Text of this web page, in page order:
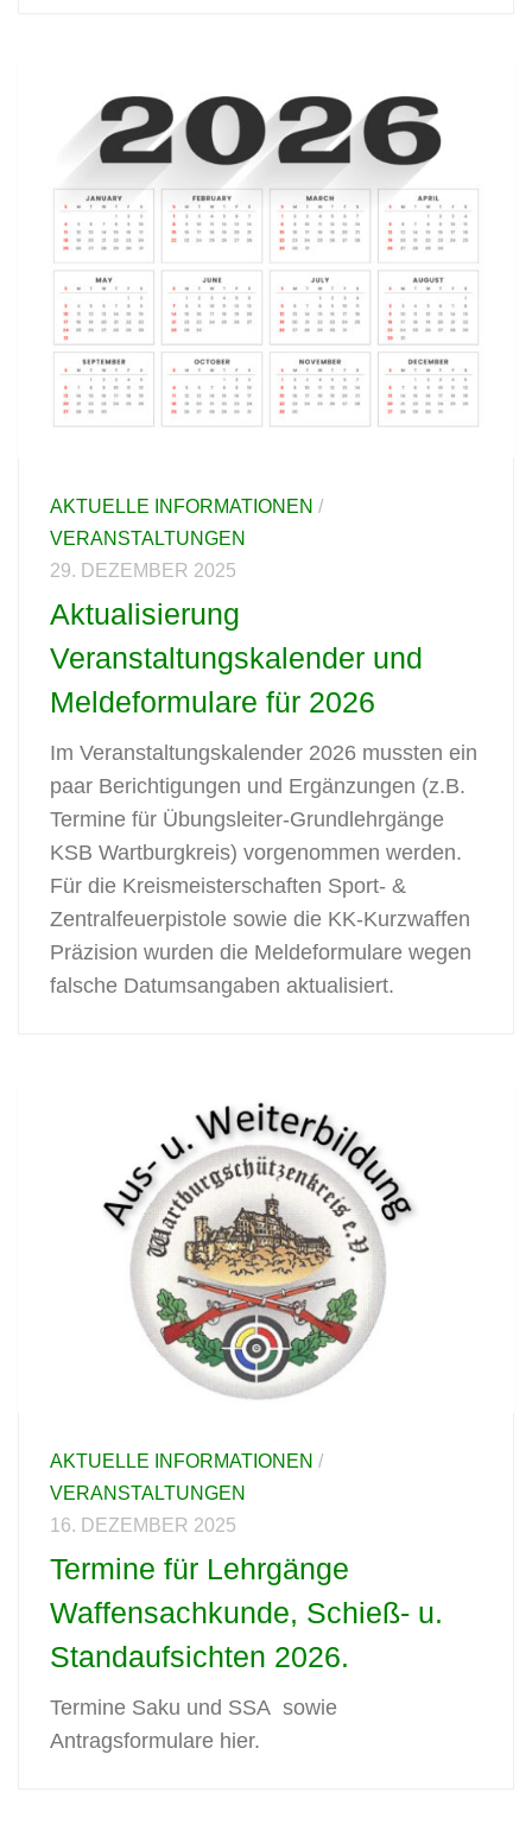
AKTUELLE INFORMATIONEN /
VERANSTALTUNGEN
29. DEZEMBER 2025
Aktualisierung
Veranstaltungskalender und
Meldeformulare für 2026
Im Veranstaltungskalender 2026 mussten ein
paar Berichtigungen und Ergänzungen (z.B.
Termine für Übungsleiter-Grundlehrgänge
KSB Wartburgkreis) vorgenommen werden.
Für die Kreismeisterschaften Sport- &
Zentralfeuerpistole sowie die KK-Kurzwaffen
Präzision wurden die Meldeformulare wegen
falsche Datumsangaben aktualisiert.
AKTUELLE INFORMATIONEN /
VERANSTALTUNGEN
16. DEZEMBER 2025
Termine für Lehrgänge
Waffensachkunde, Schieß- u.
Standaufsichten 2026.
Termine Saku und SSA sowie
Antragsformulare hier.